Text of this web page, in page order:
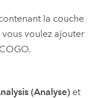
la couche
vous voulez ajouter
(Analyse)et